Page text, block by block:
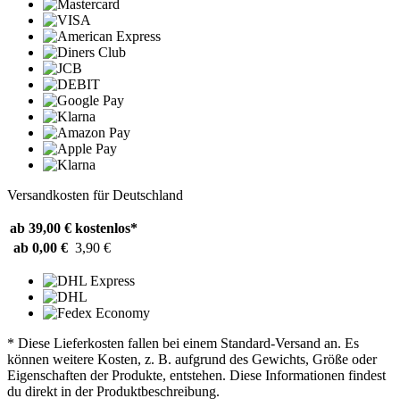
Versandkosten für Deutschland
ab 39,00 € kostenlos*
ab 0,00 € 3,90 €
* Diese Lieferkosten fallen bei einem Standard-Versand an. Es
können weitere Kosten, z. B. aufgrund des Gewichts, Größe oder
Eigenschaften der Produkte, entstehen. Diese Informationen findest
du direkt in der Produktbeschreibung.